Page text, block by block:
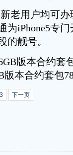
老用户均可
为iPhone5专
的靓号。
版本合约套
版本合约套包
3 下一页